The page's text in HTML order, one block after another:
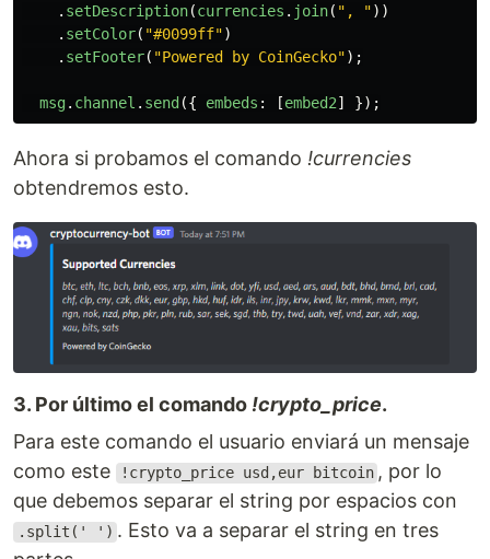
. setDescription(currencies . join( " , "))
. setColor( "#0099ff")
. setFooter( "Powered by CoinGecko");
msg. channel . send ({ embeds : [embed2] });
Ahora si probamos el comando !currencies
obtendremos esto.
3. Por último el comando !crypto_price.
Para este comando el usuario enviará un mensaje
como este
!crypto_price usd,eur bitcoin , por lo
que debemos separar el string por espacios con
.split(' ') . Esto va a separar el string en tres